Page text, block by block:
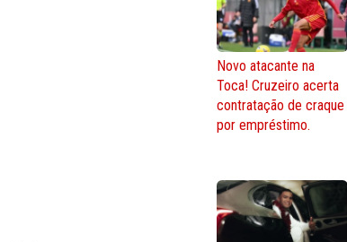
Novo atacante na
Toca! Cruzeiro acerta
contratação de craque
por empréstimo.